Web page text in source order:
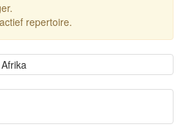
repertoire.